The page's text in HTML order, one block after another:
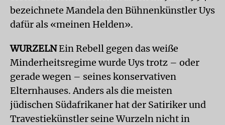
bezeichnete Mandela den Bühnenkünstler Uys
dafür als «meinen Helden».
WURZELNEin Rebell gegen das weiße
Minderheitsregime wurde Uys trotz – oder
gerade wegen – seines konservativen
Elternhauses. Anders als die meisten
jüdischen Südafrikaner hat der Satiriker und
Travestiekünstler seine Wurzeln nicht in